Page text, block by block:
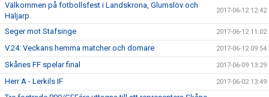
Välkommen på fotbollsfest i Landskrona, Glumslöv och
Häljarp.
2017-06-12 12:42
Seger mot Stafsinge 2017-06-12 11:02
V.24: Veckans hemma matcher och domare 2017-06-12 09:54
Skånes FF spelar final 2017-06-09 13:29
Herr A - Lerkils IF 2017-06-02 13:49